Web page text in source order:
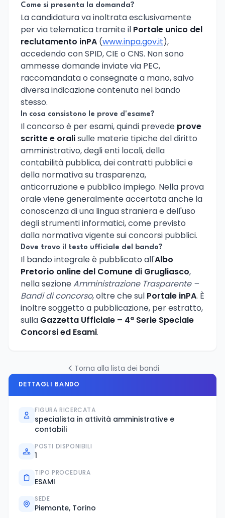
Come si presenta la domanda?
La candidatura va inoltrata esclusivamente
per via telematica tramite il Portale unico del
reclutamento inPA (www.inpa.gov.it),
accedendo con SPID, CIE o CNS. Non sono
ammesse domande inviate via PEC,
raccomandata o consegnate a mano, salvo
diversa indicazione contenuta nel bando
stesso.
In cosa consistono le prove d'esame?
Il concorso è per esami, quindi prevede prove
scritte e oralisulle materie tipiche del diritto
amministrativo, degli enti locali, della
contabilità pubblica, dei contratti pubblici e
della normativa su trasparenza,
anticorruzione e pubblico impiego. Nella prova
orale viene generalmente accertata anche la
conoscenza di una lingua straniera e dell'uso
degli strumenti informatici, come previsto
dalla normativa vigente sui concorsi pubblici.
Dove trovo il testo ufficiale del bando?
Il bando integrale è pubblicato all'Albo
Pretorio online del Comune di Grugliasco,
nella sezioneAmministrazione Trasparente –
Bandi di concorso, oltre che sul Portale inPA. È
inoltre soggetto a pubblicazione, per estratto,
sulla Gazzetta Ufficiale – 4ª Serie Speciale
Concorsi ed Esami.
Torna alla lista dei bandi
DETTAGLI BANDO
FIGURA RICERCATA
specialista in attività amministrative e
contabili
POSTI DISPONIBILI
1
TIPO PROCEDURA
ESAMI
SEDE
Piemonte, Torino